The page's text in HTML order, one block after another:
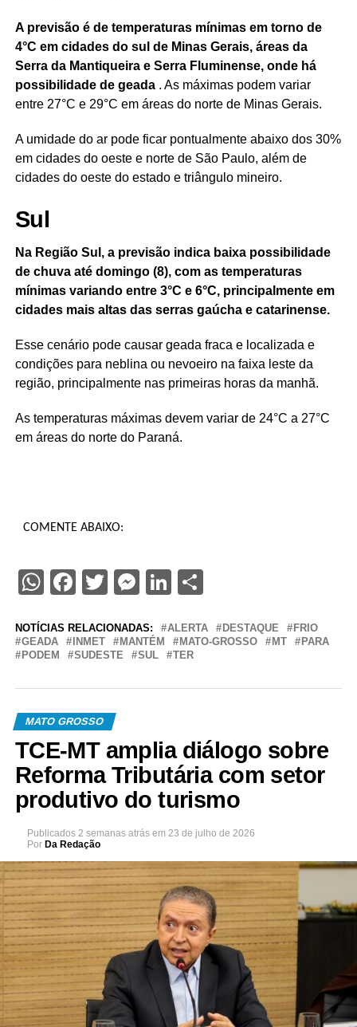
A previsão é de temperaturas mínimas em torno de
4°C em cidades do sul de Minas Gerais, áreas da
Serra da Mantiqueira e Serra Fluminense, onde há
possibilidade de geada. As máximas podem variar
entre 27°C e 29°C em áreas do norte de Minas Gerais.
A umidade do ar pode ficar pontualmente abaixo dos 30%
em cidades do oeste e norte de São Paulo, além de
cidades do oeste do estado e triângulo mineiro.
Sul
Na Região Sul, a previsão indica baixa possibilidade
de chuva até domingo (8), com as temperaturas
mínimas variando entre 3°C e 6°C, principalmente em
cidades mais altas das serras gaúcha e catarinense.
Esse cenário pode causar geada fraca e localizada e
condições para neblina ou nevoeiro na faixa leste da
região, principalmente nas primeiras horas da manhã.
As temperaturas máximas devem variar de 24°C a 27°C
em áreas do norte do Paraná.
COMENTE ABAIXO:
WhatsApp
Facebook
Twitter
Messenger
LinkedIn
Share
NOTÍCIAS RELACIONADAS: ALERTA DESTAQUE
FRIO
GEADA
INMET MANTÉM MATO-GROSSO MT
PARA
PODEM
SUDESTE SUL TER
MATO GROSSO
TCE-MT amplia diálogo sobre
Reforma Tributária com setor
produtivo do turismo
Publicados 2 semanas atrás em 23 de julho de 2026
Por Da Redação